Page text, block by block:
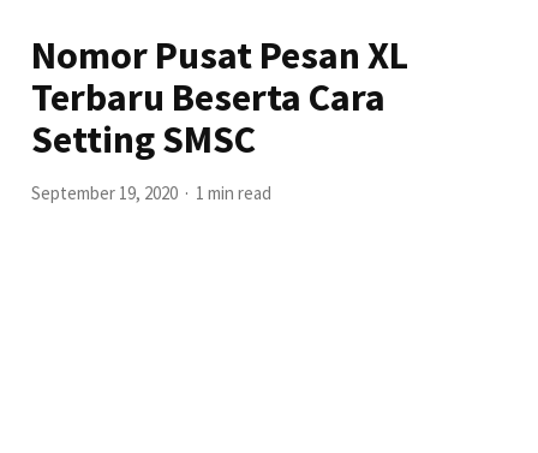
Nomor Pusat Pesan XL
Terbaru Beserta Cara
Setting SMSC
September 19, 2020 1 min read